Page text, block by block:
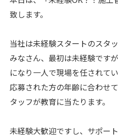
致します。
当社は未経験スタートのスタ
みなさん、最初は未経験です
になり一人で現場を任されてい
応募された方の年齢に合わせ
タッフが教育に当たります。
未経験大歓迎ですし、サポー